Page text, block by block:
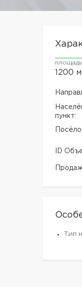
площадь
1200 м
пункт:
ID
Тип